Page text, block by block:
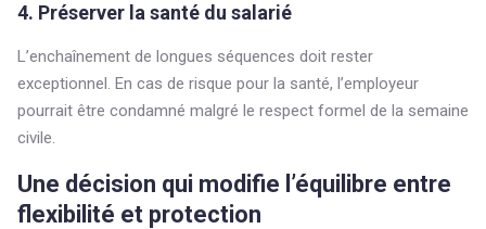
4. Préserver la santé du salarié
L’enchaînement de longues séquences doit rester
exceptionnel. En cas de risque pour la santé, l’employeur
pourrait être condamné malgré le respect formel de la semaine
civile.
Une décision qui modifie l’équilibre entre
flexibilité et protection